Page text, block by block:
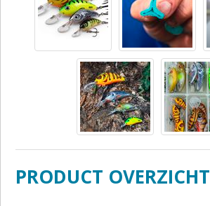
PRODUCT OVERZICHT